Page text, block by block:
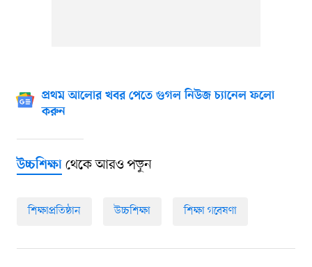
প্রথম আলোর খবর পেতে গুগল নিউজ চ্যানেল ফলো
করুন
উচ্চশিক্ষাথেকে আরও পড়ুন
শিক্ষাপ্রতিষ্ঠান উচ্চশিক্ষা শিক্ষা গবেষণা